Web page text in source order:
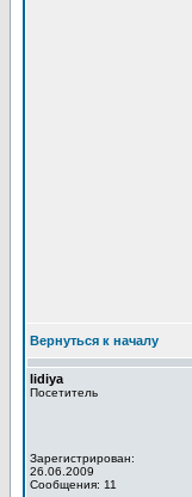
Вернуться к началу
lidiya
Посетитель
Зарегистрирован:
26.06.2009
Сообщения: 11